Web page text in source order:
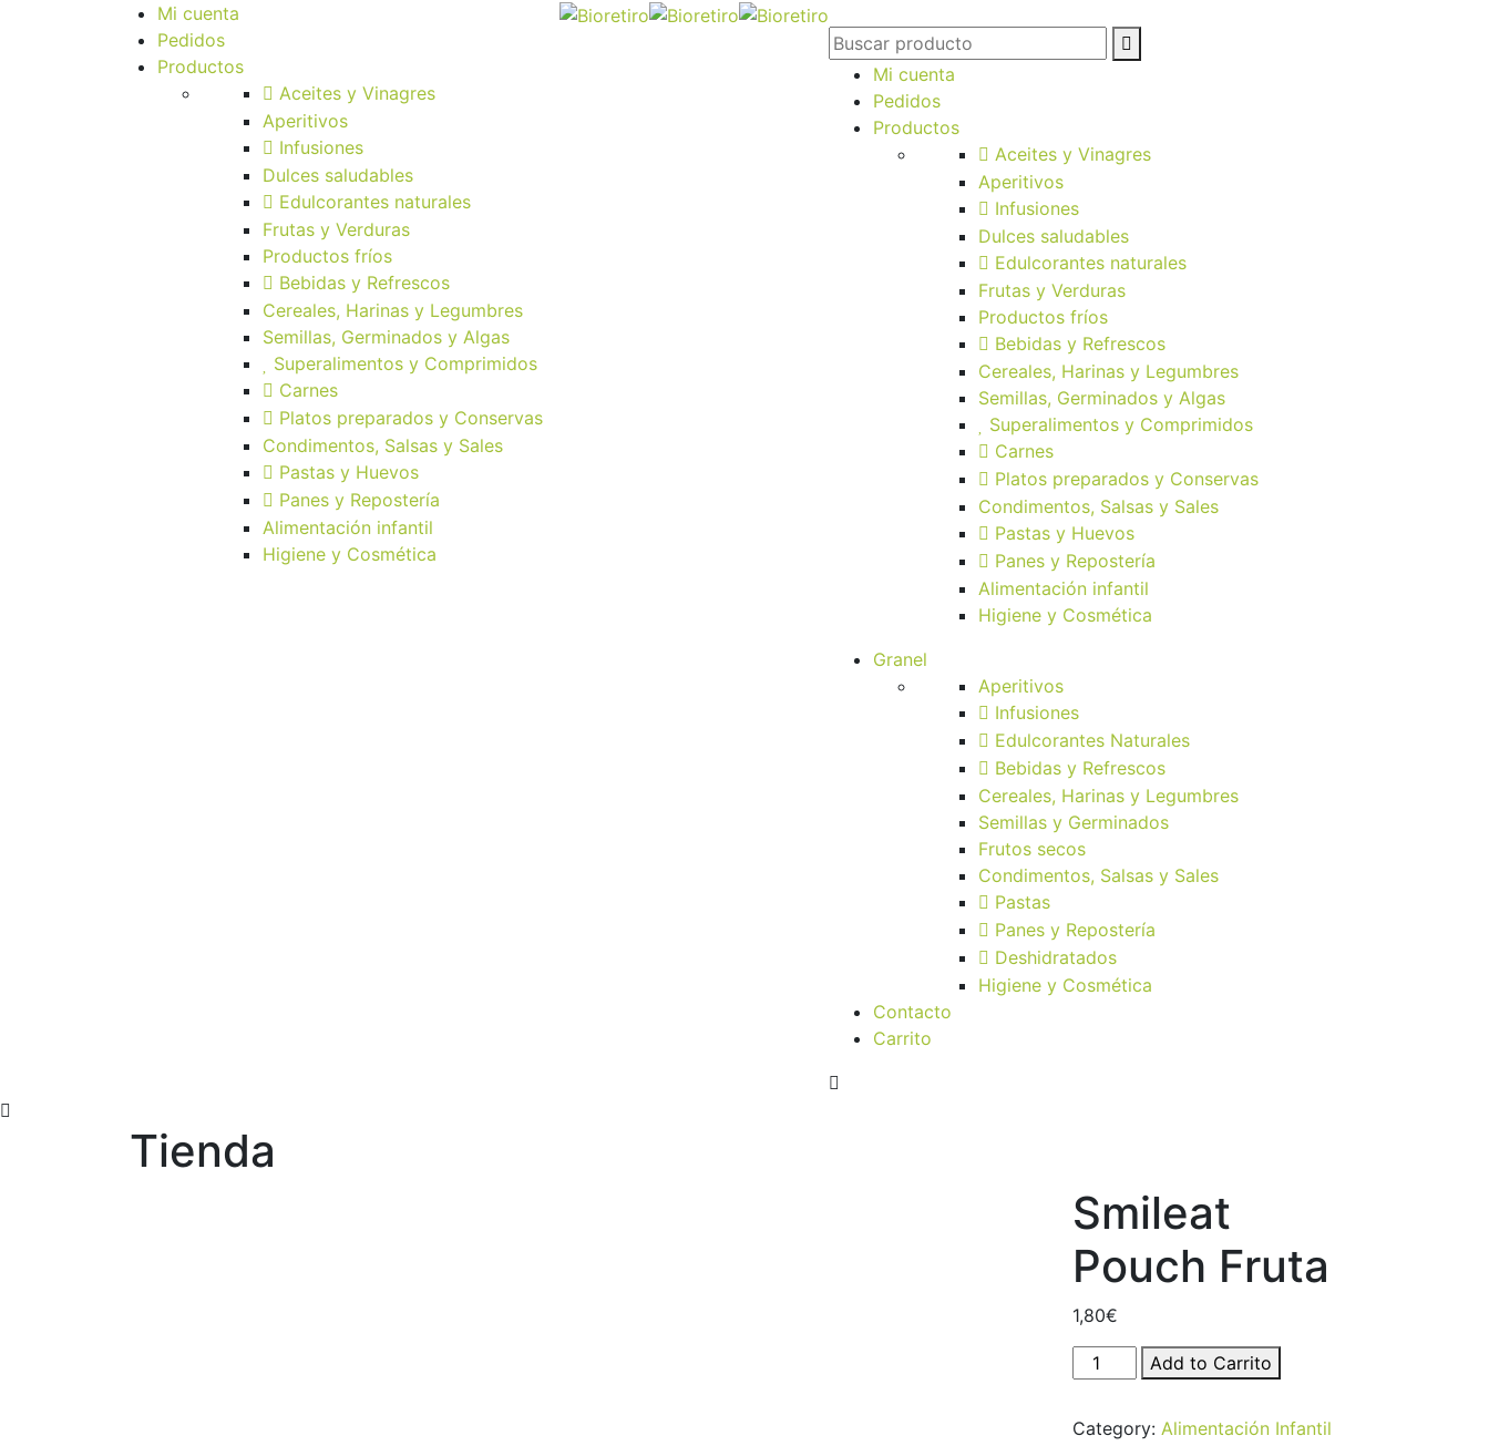
Mi cuenta
Pedidos
Productos
Aceites y Vinagres
Aperitivos
Infusiones
Dulces saludables
Edulcorantes naturales
Frutas y Verduras
Productos fríos
Bebidas y Refrescos
Cereales, Harinas y Legumbres
Semillas, Germinados y Algas
Superalimentos y Comprimidos
Carnes
Platos preparados y Conservas
Condimentos, Salsas y Sales
Pastas y Huevos
Panes y Repostería
Alimentación infantil
Higiene y Cosmética
Mi cuenta
Pedidos
Productos
Aceites y Vinagres
Aperitivos
Infusiones
Dulces saludables
Edulcorantes naturales
Frutas y Verduras
Productos fríos
Bebidas y Refrescos
Cereales, Harinas y Legumbres
Semillas, Germinados y Algas
Superalimentos y Comprimidos
Carnes
Platos preparados y Conservas
Condimentos, Salsas y Sales
Pastas y Huevos
Panes y Repostería
Alimentación infantil
Higiene y Cosmética
Granel
Aperitivos
Infusiones
Edulcorantes Naturales
Bebidas y Refrescos
Cereales, Harinas y Legumbres
Semillas y Germinados
Frutos secos
Condimentos, Salsas y Sales
Pastas
Panes y Repostería
Deshidratados
Higiene y Cosmética
Contacto
Carrito
Tienda
Smileat
Pouch Fruta
1,80€
Smileat
Pouch
quantity
Add to Carrito
Category: Alimentación Infantil